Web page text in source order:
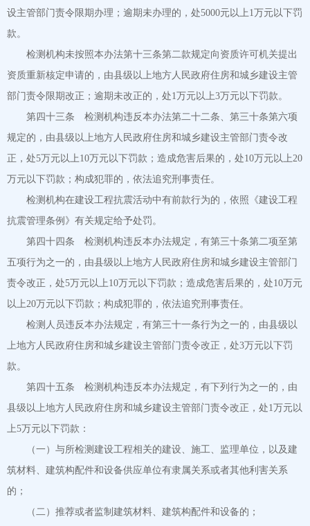
设主管部门责令限期办理；逾期未办理的，处5000元以上1万元以下罚
款。
检测机构未按照本办法第十三条第二款规定向资质许可机关提出
资质重新核定申请的，由县级以上地方人民政府住房和城乡建设主管
部门责令限期改正；逾期未改正的，处1万元以上3万元以下罚款。
第四十三条 检测机构违反本办法第二十二条、第三十条第六项
规定的，由县级以上地方人民政府住房和城乡建设主管部门责令改
正，处5万元以上10万元以下罚款；造成危害后果的，处10万元以上20
万元以下罚款；构成犯罪的，依法追究刑事责任。
检测机构在建设工程抗震活动中有前款行为的，依照《建设工程
抗震管理条例》有关规定给予处罚。
第四十四条 检测机构违反本办法规定，有第三十条第二项至第
五项行为之一的，由县级以上地方人民政府住房和城乡建设主管部门
责令改正，处5万元以上10万元以下罚款；造成危害后果的，处10万元
以上20万元以下罚款；构成犯罪的，依法追究刑事责任。
检测人员违反本办法规定，有第三十一条行为之一的，由县级以
上地方人民政府住房和城乡建设主管部门责令改正，处3万元以下罚
款。
第四十五条 检测机构违反本办法规定，有下列行为之一的，由
县级以上地方人民政府住房和城乡建设主管部门责令改正，处1万元以
上5万元以下罚款：
（一）与所检测建设工程相关的建设、施工、监理单位，以及建
筑材料、建筑构配件和设备供应单位有隶属关系或者其他利害关系
的；
（二）推荐或者监制建筑材料、建筑构配件和设备的；